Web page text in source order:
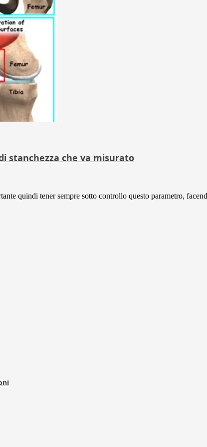
stanchezza che va misurato
quindi tener sempre sotto controllo questo parametro,